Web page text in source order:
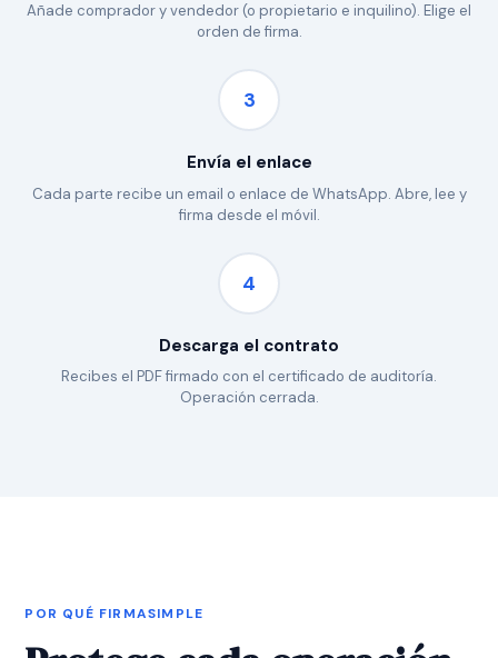
Añade comprador y vendedor (o propietario e inquilino). Elige el
orden de firma.
3
Envía el enlace
Cada parte recibe un email o enlace de WhatsApp. Abre, lee y
firma desde el móvil.
4
Descarga el contrato
Recibes el PDF firmado con el certificado de auditoría.
Operación cerrada.
POR QUÉ FIRMASIMPLE